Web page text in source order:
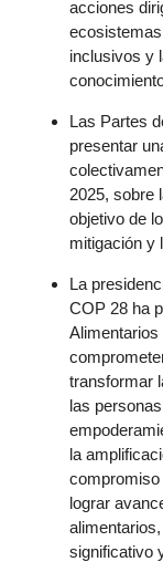
acciones
inclusivos y
Las Partes
presentar
2025, sobre
objetivo de
mitigación y
La
COP 28 ha
Alimentarios
transformar
las
la
compromiso
lograr
significativo